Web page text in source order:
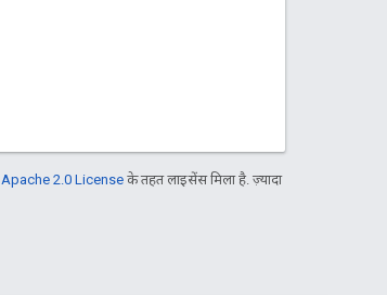
Apache 2.0 License के तहत लाइसेंस मिला है. ज़्यादा